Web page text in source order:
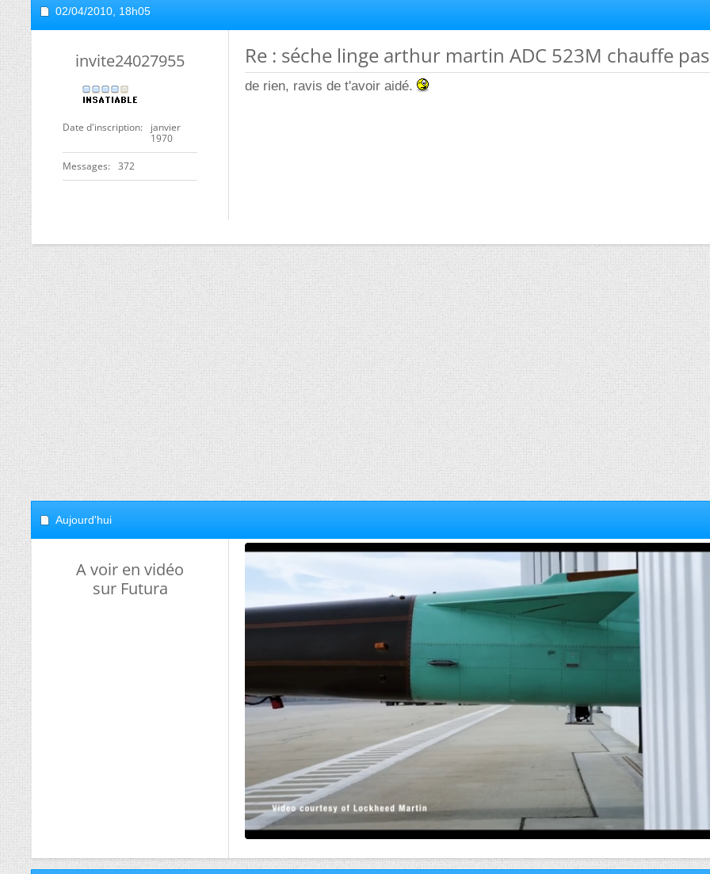
02/04/2010, 18h05
invite24027955
Date d'inscription
janvier
1970
Messages 372
Re : séche linge arthur martin ADC 523M chauffe pas
de rien, ravis de t'avoir aidé.
Aujourd'hui
A voir en vidéo
sur Futura